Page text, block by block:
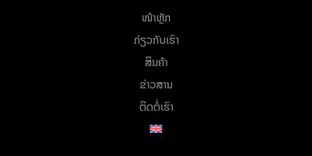
ໜ້າຫຼັກ
ກ່ຽວກັບເຮົາ
ສິນຄ້າ
ຂ່າວສານ
ຕິດຕໍ່ເຮົາ